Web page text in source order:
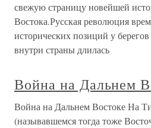
свежую страницу новейшей
Востока.Русская революция
исторических позиций у
внутри страны длилась
Война на Дальнем
Война на Дальнем Востоке На
(называвшемся тогда тоже